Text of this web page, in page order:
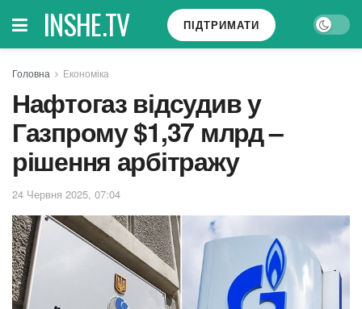
INSHE.TV ПІДТРИМАТИ
Головна Економіка
Нафтогаз відсудив у
Газпрому $1,37 млрд –
рішення арбітражу
24 Червня 2025, 07:04